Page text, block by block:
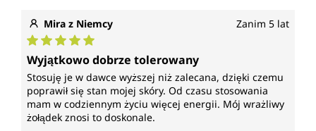
prawidłowego funkcjonowania psychiki i
układu nerwowego
poprawy wchłaniania żelaza
zmniejszenia uczucia zmęczenia i
wyczerpania
ochrony komórek przed stresem
oksydacyjnym
Mira z Niemcy Zanim 5 lat
Średnia ocena 5 z 5 gwiazdek
Wyjątkowo dobrze tolerowany
Stosuję je w dawce wyższej niż zalecana, dzięki czemu
poprawił się stan mojej skóry. Od czasu stosowania
mam w codziennym życiu więcej energii. Mój wrażliwy
żołądek znosi to doskonale.